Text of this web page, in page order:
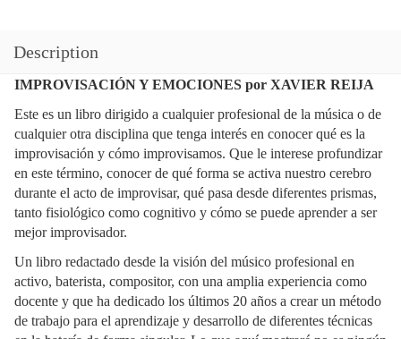
Description
IMPROVISACIÓN Y EMOCIONES por XAVIER REIJA
Este es un libro dirigido a cualquier profesional de la música o de
cualquier otra disciplina que tenga interés en conocer qué es la
improvisación y cómo improvisamos. Que le interese profundizar
en este término, conocer de qué forma se activa nuestro cerebro
durante el acto de improvisar, qué pasa desde diferentes prismas,
tanto fisiológico como cognitivo y cómo se puede aprender a ser
mejor improvisador.
Un libro redactado desde la visión del músico profesional en
activo, baterista, compositor, con una amplia experiencia como
docente y que ha dedicado los últimos 20 años a crear un método
de trabajo para el aprendizaje y desarrollo de diferentes técnicas